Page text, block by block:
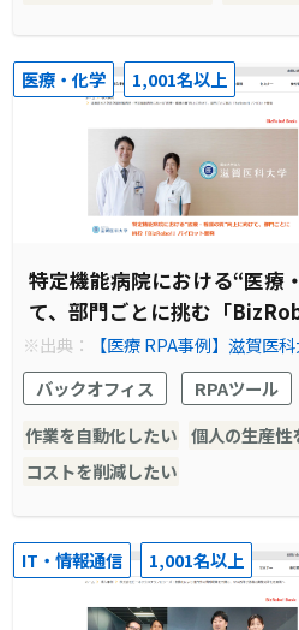
医療・化学 1,001名以上
特定機能病院における“医療
て、部門ごとに挑む「
※出典：
【医療 RPA事例】滋賀医
クノロジーズ株式会社「BizRobo!（
バックオフィス
RPAツール
作業を自動化したい 個人の生産性
コストを削減したい
IT・情報通信 1,001名以上